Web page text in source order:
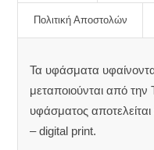
Πολιτική Αποστολών
Τα υφάσματα
μεταποιούνται από
υφάσματος
– digital print.